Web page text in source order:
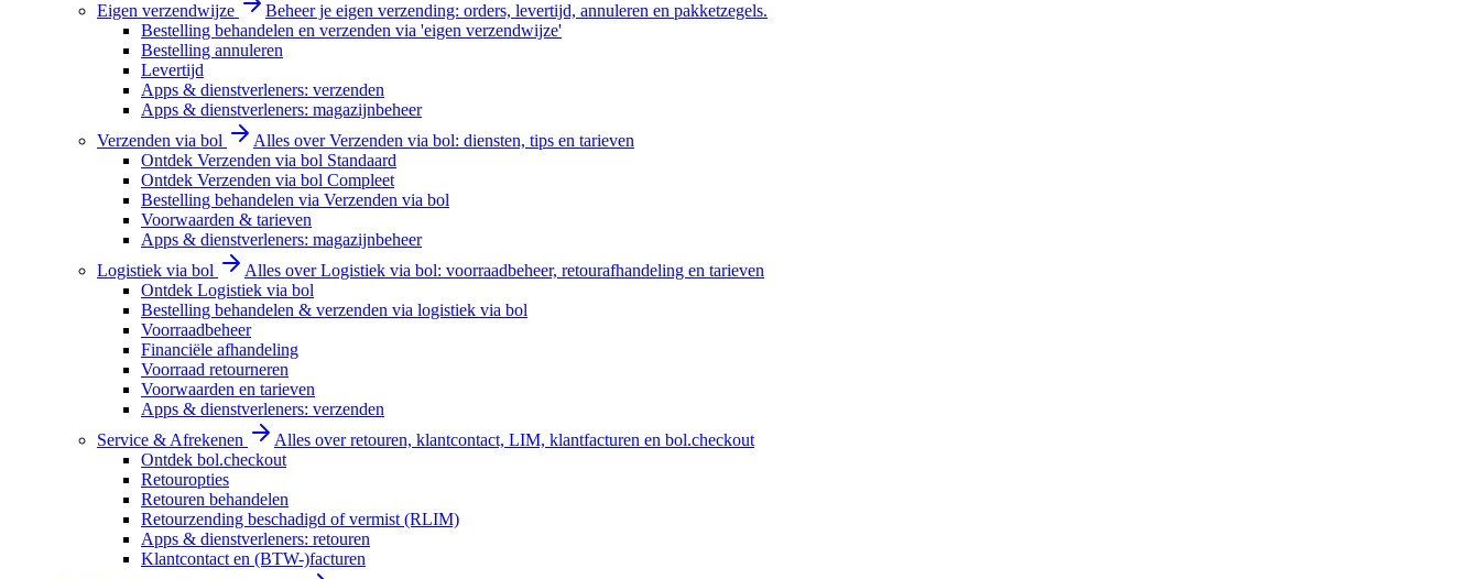
Eigen verzendwijze
Beheer je eigen verzending: orders, levertijd, annuleren en pakketzegels.
Bestelling behandelen en verzenden via 'eigen verzendwijze'
Bestelling annuleren
Levertijd
Apps & dienstverleners: verzenden
Apps & dienstverleners: magazijnbeheer
Verzenden via bol
Alles over Verzenden via bol: diensten, tips en tarieven
Ontdek Verzenden via bol Standaard
Ontdek Verzenden via bol Compleet
Bestelling behandelen via Verzenden via bol
Voorwaarden & tarieven
Apps & dienstverleners: magazijnbeheer
Logistiek via bol
Alles over Logistiek via bol: voorraadbeheer, retourafhandeling en tarieven
Ontdek Logistiek via bol
Bestelling behandelen & verzenden via logistiek via bol
Voorraadbeheer
Financiële afhandeling
Voorraad retourneren
Voorwaarden en tarieven
Apps & dienstverleners: verzenden
Service & Afrekenen
Alles over retouren, klantcontact, LIM, klantfacturen en bol.checkout
Ontdek bol.checkout
Retouropties
Retouren behandelen
Retourzending beschadigd of vermist (RLIM)
Apps & dienstverleners: retouren
Klantcontact en (BTW-)facturen